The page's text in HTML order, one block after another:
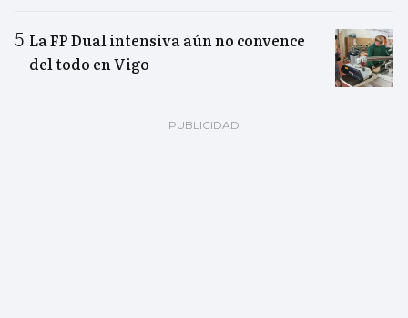
La FP Dual intensiva aún no convence
del todo en Vigo